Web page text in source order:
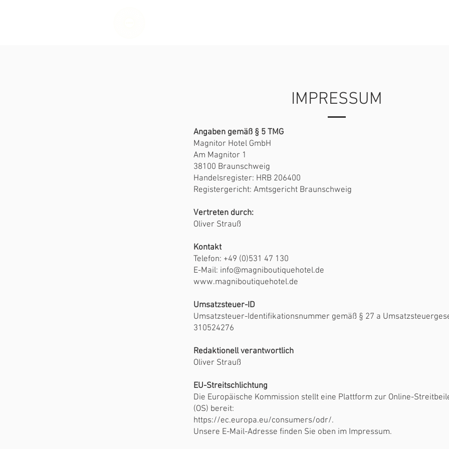
IMPRESSUM
Angaben gemäß § 5 TMG
Magnitor Hotel GmbH
Am Magnitor 1
38100 Braunschweig
Handelsregister: HRB 206400
Registergericht: Amtsgericht Braunschweig
Vertreten durch:
Oliver Strauß
Kontakt
Telefon: +49 (0)531 47 130
E-Mail: info@magniboutiquehotel.de
www.magniboutiquehotel.de
Umsatzsteuer-ID
Umsatzsteuer-Identifikationsnummer gemäß § 27 a
310524276
Redaktionell verantwortlich
Oliver Strauß
EU-Streitschlichtung
Die Europäische Kommission stellt eine Plattform zur Online-
(OS) bereit:
https://ec.europa.eu/consumers/odr/.
Unsere E-Mail-Adresse finden Sie oben im Impressum.